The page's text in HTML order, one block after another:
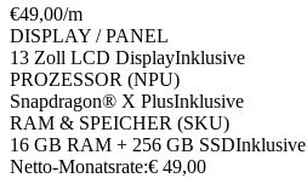
€49,00/m
DISPLAY / PANEL
13 Zoll LCD DisplayInklusive
PROZESSOR (NPU)
Snapdragon® X PlusInklusive
RAM & SPEICHER (SKU)
16 GB RAM + 256 GB SSDInklusive
Netto-Monatsrate:€ 49,00